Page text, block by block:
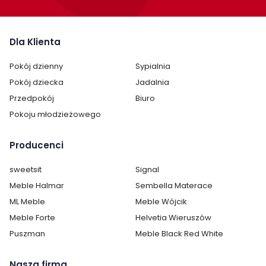
Cechy charakterystyczne
Szerokość:
Wysokość:
Głębokość: 40 cm
Kolor: Biały
Dla Klienta
Pokój dzienny
Sypialnia
Pokój dziecka
Jadalnia
Przedpokój
Biuro
Pokoju młodzieżowego
Producenci
sweetsit
Signal
Meble Halmar
Sembella Materace
ML Meble
Meble Wójcik
Meble Forte
Helvetia Wieruszów
Puszman
Meble Black Red White